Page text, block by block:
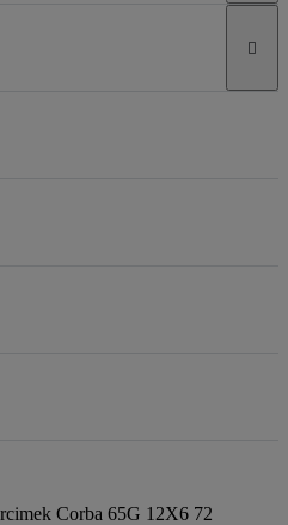

Corba 65G 12X6 72